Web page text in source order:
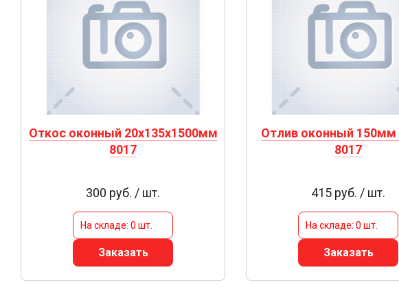
Откос оконный 20х135х1500мм
8017
300 руб. / шт.
На складе: 0 шт.
Заказать
Отлив оконный
8017
415 руб. / шт.
На складе: 0 шт.
Заказать